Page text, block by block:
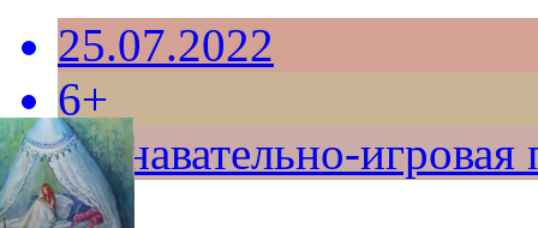
25.07.2022
6+
познавательно-